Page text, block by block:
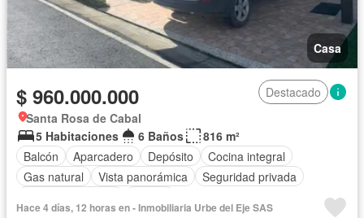
Casa
$ 960.000.000
Destacado
Santa Rosa de Cabal
5 Habitaciones
6 Baños
816 m²
Balcón
Aparcadero Depósito
Cocina integral
Gas natural
Vista panorámica
Seguridad privada
Hace 4 días, 12 horas en - Inmobiliaria Urbe del Eje SAS